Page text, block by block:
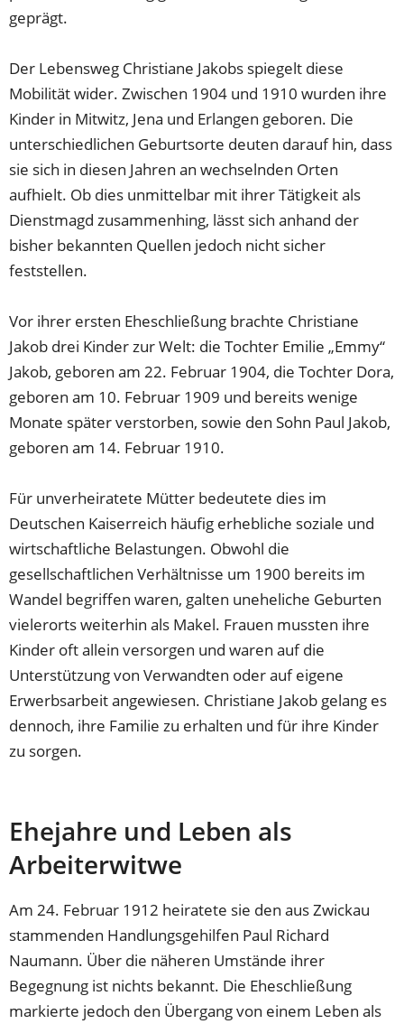
geprägt.
Der Lebensweg Christiane Jakobs spiegelt diese
Mobilität wider. Zwischen 1904 und 1910 wurden ihre
Kinder in Mitwitz, Jena und Erlangen geboren. Die
unterschiedlichen Geburtsorte deuten darauf hin, dass
sie sich in diesen Jahren an wechselnden Orten
aufhielt. Ob dies unmittelbar mit ihrer Tätigkeit als
Dienstmagd zusammenhing, lässt sich anhand der
bisher bekannten Quellen jedoch nicht sicher
feststellen.
Vor ihrer ersten Eheschließung brachte Christiane
Jakob drei Kinder zur Welt: die Tochter Emilie „Emmy“
Jakob, geboren am 22. Februar 1904, die Tochter Dora,
geboren am 10. Februar 1909 und bereits wenige
Monate später verstorben, sowie den Sohn Paul Jakob,
geboren am 14. Februar 1910.
Für unverheiratete Mütter bedeutete dies im
Deutschen Kaiserreich häufig erhebliche soziale und
wirtschaftliche Belastungen. Obwohl die
gesellschaftlichen Verhältnisse um 1900 bereits im
Wandel begriffen waren, galten uneheliche Geburten
vielerorts weiterhin als Makel. Frauen mussten ihre
Kinder oft allein versorgen und waren auf die
Unterstützung von Verwandten oder auf eigene
Erwerbsarbeit angewiesen. Christiane Jakob gelang es
dennoch, ihre Familie zu erhalten und für ihre Kinder
zu sorgen.
Ehejahre und Leben als
Arbeiterwitwe
Am 24. Februar 1912 heiratete sie den aus Zwickau
stammenden Handlungsgehilfen Paul Richard
Naumann. Über die näheren Umstände ihrer
Begegnung ist nichts bekannt. Die Eheschließung
markierte jedoch den Übergang von einem Leben als